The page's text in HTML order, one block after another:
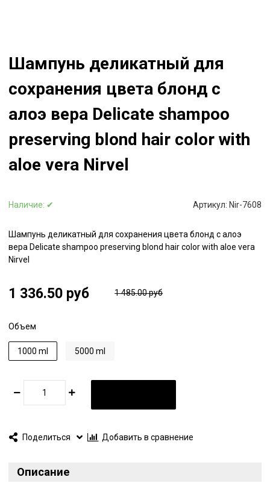
Шампунь деликатный для
сохранения цвета блонд с
алоэ вера Delicate shampoo
preserving blond hair color with
aloe vera Nirvel
Наличие: ✔ Артикул: Nir-7608
Шампунь деликатный для сохранения цвета блонд с алоэ
вера Delicate shampoo preserving blond hair color with aloe vera
Nirvel
1 336.50 руб 1 485.00 руб
Объем
1000 ml 5000 ml
Поделиться Добавить в сравнение
Описание